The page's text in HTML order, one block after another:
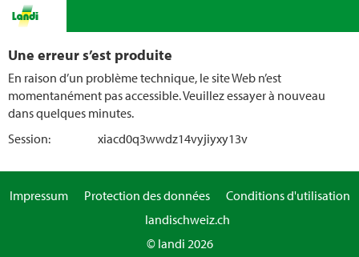
Une erreur s’est produite
En raison d’un problème technique, le site Web n’est
momentanément pas accessible. Veuillez essayer à nouveau
dans quelques minutes.
Session:
xiacd0q3wwdz14vyjiyxy13v
Impressum Protection des données
Conditions d'utilisation
landischweiz.ch
© landi 2026